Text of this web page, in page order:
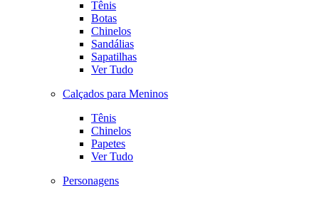
Tênis
Botas
Chinelos
Sandálias
Sapatilhas
Ver Tudo
Calçados para Meninos
Tênis
Chinelos
Papetes
Ver Tudo
Personagens